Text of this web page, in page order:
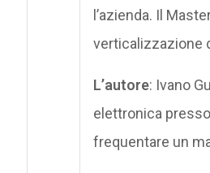
l’azienda. Il
verticalizzazione
L’autore: Ivano
elettronica
frequentare un